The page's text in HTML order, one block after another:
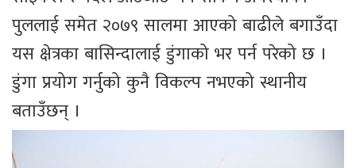
पुललाई समेत २०७९ सालमा आएको बाढीले बगाउँदा
यस क्षेत्रका बासिन्दालाई डुंगाको भर पर्न परेको छ ।
डुंगा प्रयोग गर्नुको कुनै विकल्प नभएको स्थानीय
बताउँछन् ।